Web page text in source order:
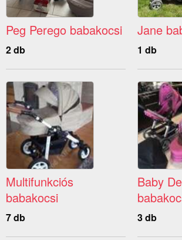
Peg Perego babakocsi
2 db
Jane
1 db
Multifunkciós
babakocsi
7 db
Baby
3 db